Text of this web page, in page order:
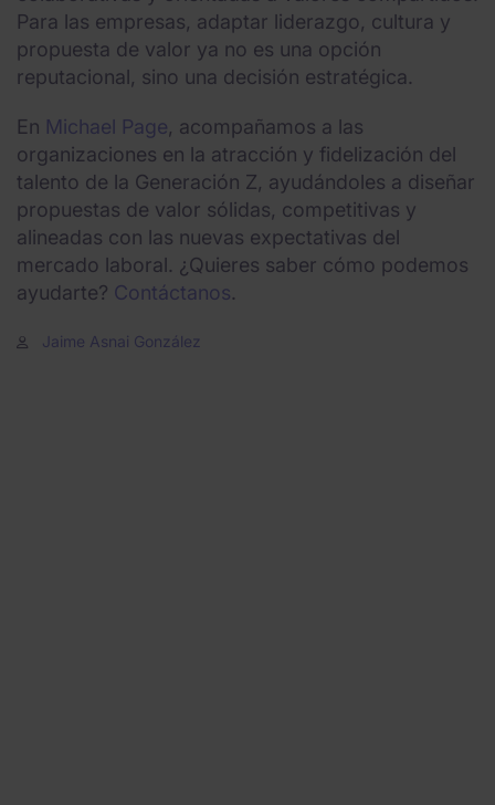
Para las empresas, adaptar liderazgo, cultura y
propuesta de valor ya no es una opción
reputacional, sino una decisión estratégica.
En Michael Page, acompañamos a las
organizaciones en la atracción y fidelización del
talento de la Generación Z, ayudándoles a diseñar
propuestas de valor sólidas, competitivas y
alineadas con las nuevas expectativas del
mercado laboral. ¿Quieres saber cómo podemos
ayudarte? Contáctanos.
Jaime Asnai González